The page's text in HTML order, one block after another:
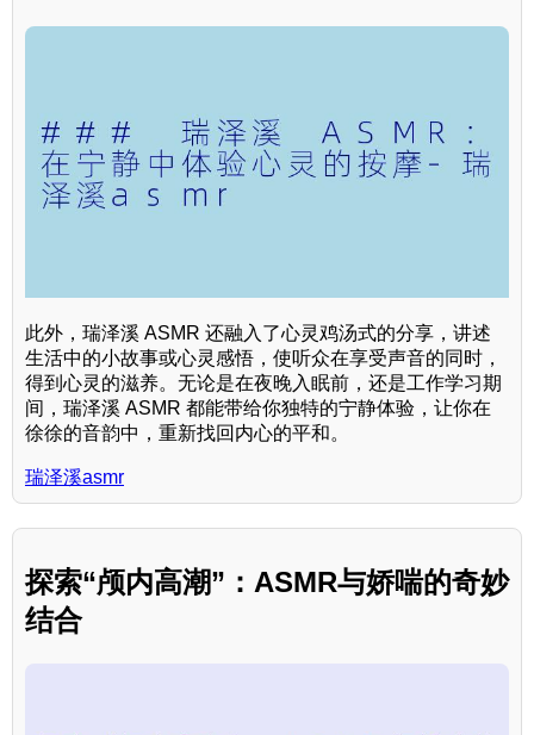
此外，瑞泽溪 ASMR 还融入了心灵鸡汤式的分享，讲述
生活中的小故事或心灵感悟，使听众在享受声音的同时，
得到心灵的滋养。无论是在夜晚入眠前，还是工作学习期
间，瑞泽溪 ASMR 都能带给你独特的宁静体验，让你在
徐徐的音韵中，重新找回内心的平和。
瑞泽溪asmr
探索“颅内高潮”：ASMR与娇喘的奇妙
结合